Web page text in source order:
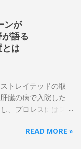
ンが
語る
とは
トレイテッドの取
臓の病で入院した
、プロレスにはス
モーションは無限
日WWEのニック・
READ MORE »